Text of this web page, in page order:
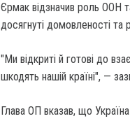
Єрмак відзначив роль ООН
досягнуті домовленості та
"Ми відкриті й готові до
шкодять нашій країні", —
Глава ОП вказав, що